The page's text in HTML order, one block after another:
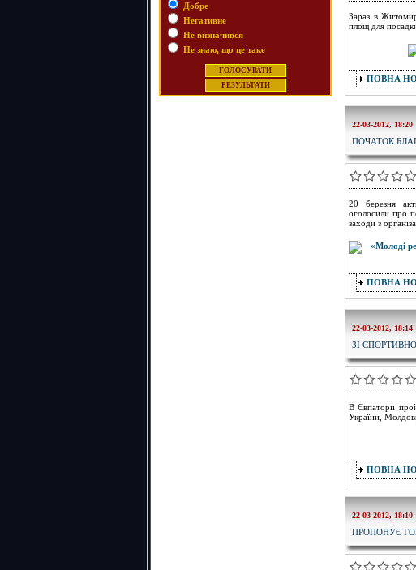
Добре
Негативне
Не визначився
Не знаю, що це таке
Зараз в
площ для
ПОВНА
22-03-2012, 18:20
ПОЧАТОК
20 березня
оголосили про
заходи з
ПОВНА
22-03-2012, 18:14
ЗІ
В Євпаторії
України,
ПОВНА
22-03-2012, 18:10
ПРОПОНУЄ